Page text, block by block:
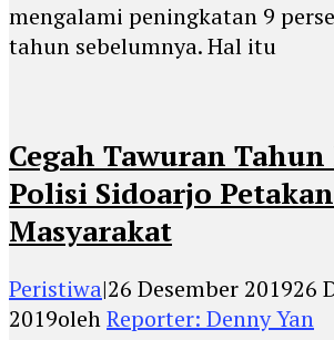
mengalami peningkatan 9
tahun sebelumnya. Hal itu
Cegah Tawuran Tahun
Polisi Sidoarjo
Masyarakat
Peristiwa|26 Desember 201926
2019olehReporter: Denny Yan